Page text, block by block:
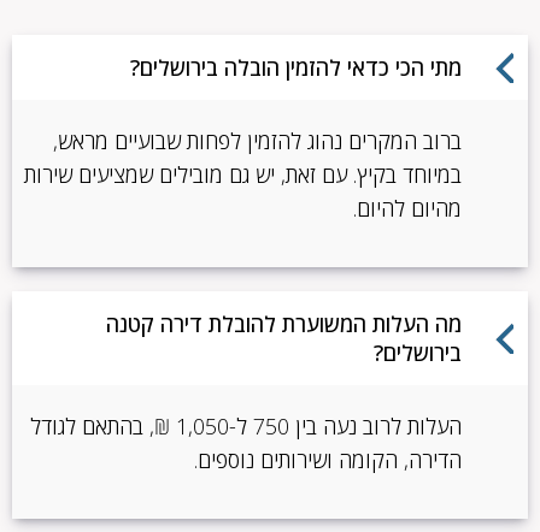
מתי הכי כדאי להזמין הובלה בירושלים?
ברוב המקרים נהוג להזמין לפחות שבועיים מראש,
במיוחד בקיץ. עם זאת, יש גם מובילים שמציעים שירות
מהיום להיום.
מה העלות המשוערת להובלת דירה קטנה
בירושלים?
העלות לרוב נעה בין 750 ל-1,050 ₪, בהתאם לגודל
הדירה, הקומה ושירותים נוספים.